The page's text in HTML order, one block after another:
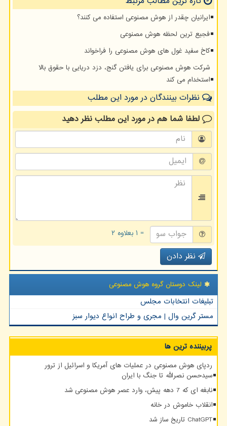
ایرانیان چقدر از هوش مصنوعی استفاده می کنند؟
فجیع ترین لحظه هوش مصنوعی
کاخ سفید غول های هوش مصنوعی را فراخواند
شرکت هوش مصنوعی برای یافتن گنج، دزد دریایی با حقوق بالا
استخدام می کند
نظرات بینندگان در مورد این مطلب
لطفا شما همدر مورد این مطلبنظر دهید
= ۱ بعلاوه ۲
نظر دادن
لینک دوستان گروه هوش مصنوعی
تبلیغات انتخابات مجلس
مستر گرین وال | مجری و طراح انواع دیوار سبز
پربیننده ترین ها
ردپای هوش مصنوعی در عملیات های آمریکا و اسرائیل از ترور
سیدحسن نصرالله تا جنگ با ایران
نابغه ای که 7 دهه پیش، وارد عصر هوش مصنوعی شد
انقلاب خاموش در خانه
ChatGPT تاریخ ساز شد